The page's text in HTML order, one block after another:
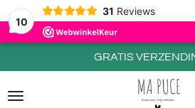
10
31 Reviews
GRATIS